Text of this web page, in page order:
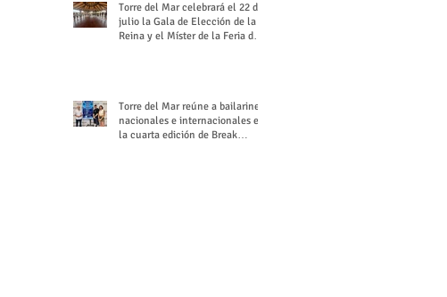
Torre del Mar celebrará el 22 de
julio la Gala de Elección de la
Reina y el Míster de la Feria de
Torre del Mar reúne a bailarines
nacionales e internacionales en
la cuarta edición de Break